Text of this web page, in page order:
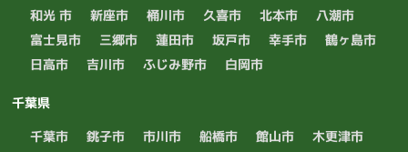
和光 市
新座市 桶川市 久喜市 北本市
八潮市
富士見市
三郷市 蓮田市 坂戸市 幸手市
鶴ヶ島市
日高市
吉川市 ふじみ野市 白岡市
千葉県
千葉市
銚子市 市川市 船橋市 館山市
木更津市